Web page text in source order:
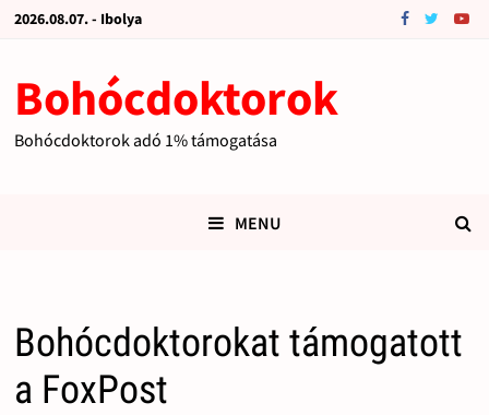
2026.08.07. - Ibolya
Bohócdoktorok
Bohócdoktorok adó 1% támogatása
MENU
Bohócdoktorokat támogatott
a FoxPost